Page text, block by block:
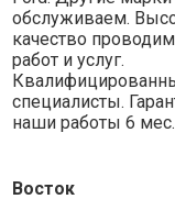
обслуживаем.
качество
работ и услуг.
специалисты.
наши работы 6 мес.
Восток